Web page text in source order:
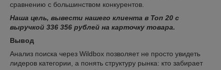
сравнению с большинством конкурентов.
Наша цель, вывести нашего клиента в Топ 20 с
выручкой 336 356 рублей на карточку товара.
Вывод
Анализ поиска через Wildbox позволяет не просто увидеть
лидеров категории, а понять структуру рынка: кто забирает